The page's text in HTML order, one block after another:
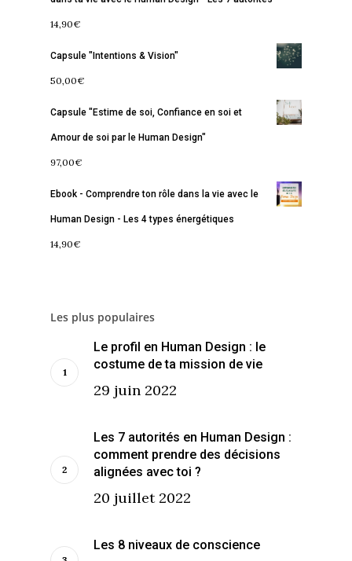
14,90€
Capsule "Intentions & Vision"
50,00€
Capsule "Estime de soi, Confiance en soi et
Amour de soi par le Human Design"
97,00€
Ebook - Comprendre ton rôle dans la vie avec le
Human Design - Les 4 types énergétiques
14,90€
Les plus populaires
Le profil en Human Design : le
costume de ta mission de vie
29 juin 2022
Les 7 autorités en Human Design :
comment prendre des décisions
alignées avec toi ?
20 juillet 2022
Les 8 niveaux de conscience
Se découvrir
Services
Lectures de Human
Programmes